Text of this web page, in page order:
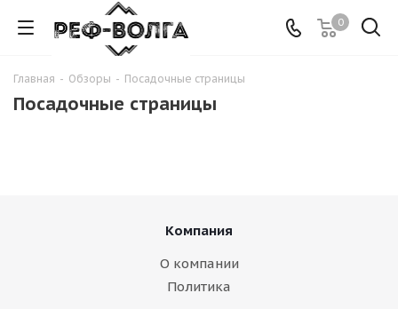
0
Главная - Обзоры - Посадочные страницы
Посадочные страницы
Компания
О компании
Политика